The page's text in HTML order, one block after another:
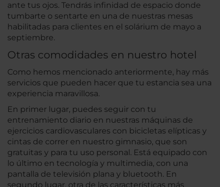
ante tus ojos. Tendrás infinidad de espacio donde
tumbarte o sentarte en una de nuestras mesas
habilitadas para clientes en el solárium de mayo a
septiembre.
Otras comodidades en nuestro hotel
Como hemos mencionado anteriormente, hay más
servicios que pueden hacer que tu estancia sea una
experiencia maravillosa.
En primer lugar, puedes seguir con tu
entrenamiento diario en nuestras máquinas de
ejercicios cardiovasculares con bicicletas elípticas y
cintas de correr en nuestro gimnasio, que son
gratuitas y para tu uso personal. Está equipado con
lo último en tecnología y multimedia, con una
pantalla de televisión plana y bluetooth. En
segundo lugar, otra de las características más